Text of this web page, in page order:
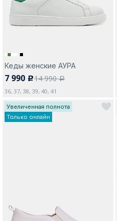
Москва
О компании
Кеды женские АУРА
7 990 c14 990a
36, 37, 38, 39, 40, 41
Увеличенная полнота
Только онлайн